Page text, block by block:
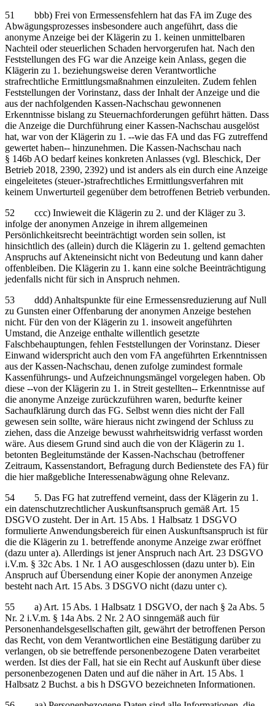
51 bbb) Frei von Ermessensfehlern hat das FA im Zuge des
Abwägungsprozesses insbesondere auch angeführt, dass die
anonyme Anzeige bei der Klägerin zu 1. keinen unmittelbaren
Nachteil oder steuerlichen Schaden hervorgerufen hat. Nach den
Feststellungen des FG war die Anzeige kein Anlass, gegen die
Klägerin zu 1. beziehungsweise deren Verantwortliche
strafrechtliche Ermittlungsmaßnahmen einzuleiten. Zudem fehlen
Feststellungen der Vorinstanz, dass der Inhalt der Anzeige und die
aus der nachfolgenden Kassen-Nachschau gewonnenen
Erkenntnisse bislang zu Steuernachforderungen geführt hätten. Dass
die Anzeige die Durchführung einer Kassen-Nachschau ausgelöst
hat, war von der Klägerin zu 1. ‑‑wie das FA und das FG zutreffend
gewertet haben‑‑ hinzunehmen. Die Kassen-Nachschau nach
§ 146b AO bedarf keines konkreten Anlasses (vgl. Bleschick, Der
Betrieb 2018, 2390, 2392) und ist anders als ein durch eine Anzeige
eingeleitetes (steuer-)strafrechtliches Ermittlungsverfahren mit
keinem Unwerturteil gegenüber dem betroffenen Betrieb verbunden.
52 ccc) Inwieweit die Klägerin zu 2. und der Kläger zu 3.
infolge der anonymen Anzeige in ihrem allgemeinen
Persönlichkeitsrecht beeinträchtigt worden sein sollen, ist
hinsichtlich des (allein) durch die Klägerin zu 1. geltend gemachten
Anspruchs auf Akteneinsicht nicht von Bedeutung und kann daher
offenbleiben. Die Klägerin zu 1. kann eine solche Beeinträchtigung
jedenfalls nicht für sich in Anspruch nehmen.
53 ddd) Anhaltspunkte für eine Ermessensreduzierung auf Null
zu Gunsten einer Offenbarung der anonymen Anzeige bestehen
nicht. Für den von der Klägerin zu 1. insoweit angeführten
Umstand, die Anzeige enthalte willentlich gesetzte
Falschbehauptungen, fehlen Feststellungen der Vorinstanz. Dieser
Einwand widerspricht auch den vom FA angeführten Erkenntnissen
aus der Kassen-Nachschau, denen zufolge zumindest formale
Kassenführungs- und Aufzeichnungsmängel vorgelegen haben. Ob
diese ‑‑von der Klägerin zu 1. in Streit gestellten‑‑ Erkenntnisse auf
die anonyme Anzeige zurückzuführen waren, bedurfte keiner
Sachaufklärung durch das FG. Selbst wenn dies nicht der Fall
gewesen sein sollte, wäre hieraus nicht zwingend der Schluss zu
ziehen, dass die Anzeige bewusst wahrheitswidrig verfasst worden
wäre. Aus diesem Grund sind auch die von der Klägerin zu 1.
betonten Begleitumstände der Kassen-Nachschau (betroffener
Zeitraum, Kassenstandort, Befragung durch Bedienstete des FA) für
die hier maßgebliche Interessenabwägung ohne Relevanz.
54 5. Das FG hat zutreffend verneint, dass der Klägerin zu 1.
ein datenschutzrechtlicher Auskunftsanspruch gemäß Art. 15
DSGVO zusteht. Der in Art. 15 Abs. 1 Halbsatz 1 DSGVO
formulierte Anwendungsbereich für einen Auskunftsanspruch ist für
die die Klägerin zu 1. betreffende anonyme Anzeige zwar eröffnet
(dazu unter a). Allerdings ist jener Anspruch nach Art. 23 DSGVO
i.V.m. § 32c Abs. 1 Nr. 1 AO ausgeschlossen (dazu unter b). Ein
Anspruch auf Übersendung einer Kopie der anonymen Anzeige
besteht nach Art. 15 Abs. 3 DSGVO nicht (dazu unter c).
55 a) Art. 15 Abs. 1 Halbsatz 1 DSGVO, der nach § 2a Abs. 5
Nr. 2 i.V.m. § 14a Abs. 2 Nr. 2 AO sinngemäß auch für
Personenhandelsgesellschaften gilt, gewährt der betroffenen Person
das Recht, von dem Verantwortlichen eine Bestätigung darüber zu
verlangen, ob sie betreffende personenbezogene Daten verarbeitet
werden. Ist dies der Fall, hat sie ein Recht auf Auskunft über diese
personenbezogenen Daten und auf die näher in Art. 15 Abs. 1
Halbsatz 2 Buchst. a bis h DSGVO bezeichneten Informationen.